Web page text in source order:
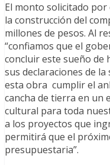
El monto solicitado
la construcción del
millones de pesos. Al
“confiamos que el
concluir este sueño de
sus declaraciones de
esta obra cumplir el
cancha de tierra en un
cultural para toda
a los proyectos que
permitirá que el
presupuestaria”.